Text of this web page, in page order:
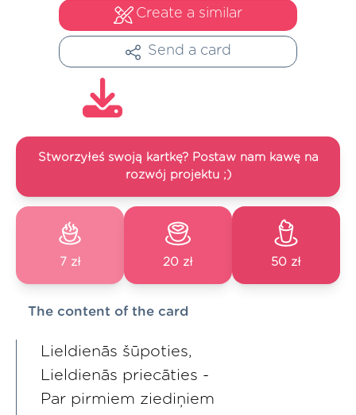
Create a similar
Send a card
Stworzyłeś swoją kartkę? Postaw nam kawę na
rozwój projektu ;)
7 zł 20 zł 50 zł
The content of the card
Lieldienās šūpoties,
Lieldienās priecāties -
Par pirmiem ziediņiem